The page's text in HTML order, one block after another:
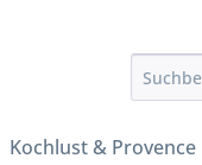
Kochlust & Provence